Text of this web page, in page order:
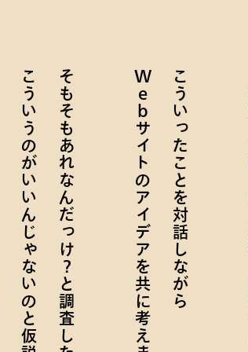
こういったことを対話しながら
Web
サイトのアイデアを共に考えます。
そもそもあれなんだっけ？と調査したり、
こういうのがいいんじゃないのと仮説をたて、